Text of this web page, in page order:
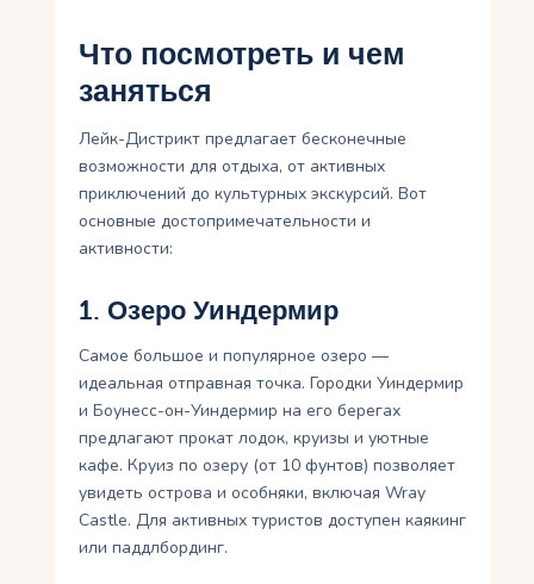
Что посмотреть и чем
заняться
Лейк-Дистрикт предлагает бесконечные
возможности для отдыха, от активных
приключений до культурных экскурсий. Вот
основные достопримечательности и
активности:
1. Озеро Уиндермир
Самое большое и популярное озеро —
идеальная отправная точка. Городки Уиндермир
и Боунесс-он-Уиндермир на его берегах
предлагают прокат лодок, круизы и уютные
кафе. Круиз по озеру (от 10 фунтов) позволяет
увидеть острова и особняки, включая Wray
Castle. Для активных туристов доступен каякинг
или паддлбординг.